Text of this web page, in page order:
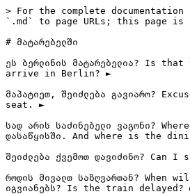
> For the complete
`.md` to page URLs; this page
# მატარებელში
ეს ბერლინის მატარებელია? Is
arrive in Berlin? ►
მაპატიეთ, შეიძლება გავიარო?
seat. ►
სად არის საძინებელი ვაგონი?
დასაწყისში. And where is the
შეიძლება ქვემოთ დავიძინო? Can
როდის მივალთ საზღვართან?
იგვიანებს? Is the train delayed?